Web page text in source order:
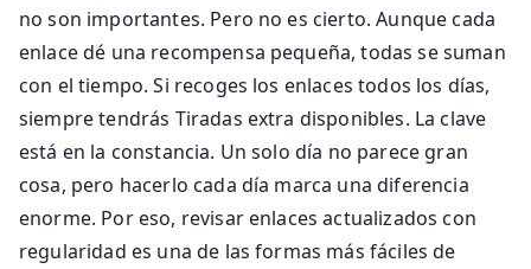
no son importantes. Pero no es cierto. Aunque cada
enlace dé una recompensa pequeña, todas se suman
con el tiempo. Si recoges los enlaces todos los días,
siempre tendrás Tiradas extra disponibles. La clave
está en la constancia. Un solo día no parece gran
cosa, pero hacerlo cada día marca una diferencia
enorme. Por eso, revisar enlaces actualizados con
regularidad es una de las formas más fáciles de